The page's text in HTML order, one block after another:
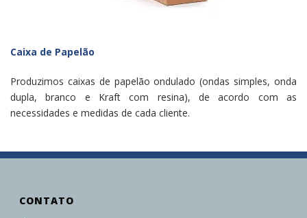
Caixa de Papelão
Produzimos caixas de papelão ondulado (ondas simples, onda
dupla, branco e Kraft com resina), de acordo com as
necessidades e medidas de cada cliente.
CONTATO